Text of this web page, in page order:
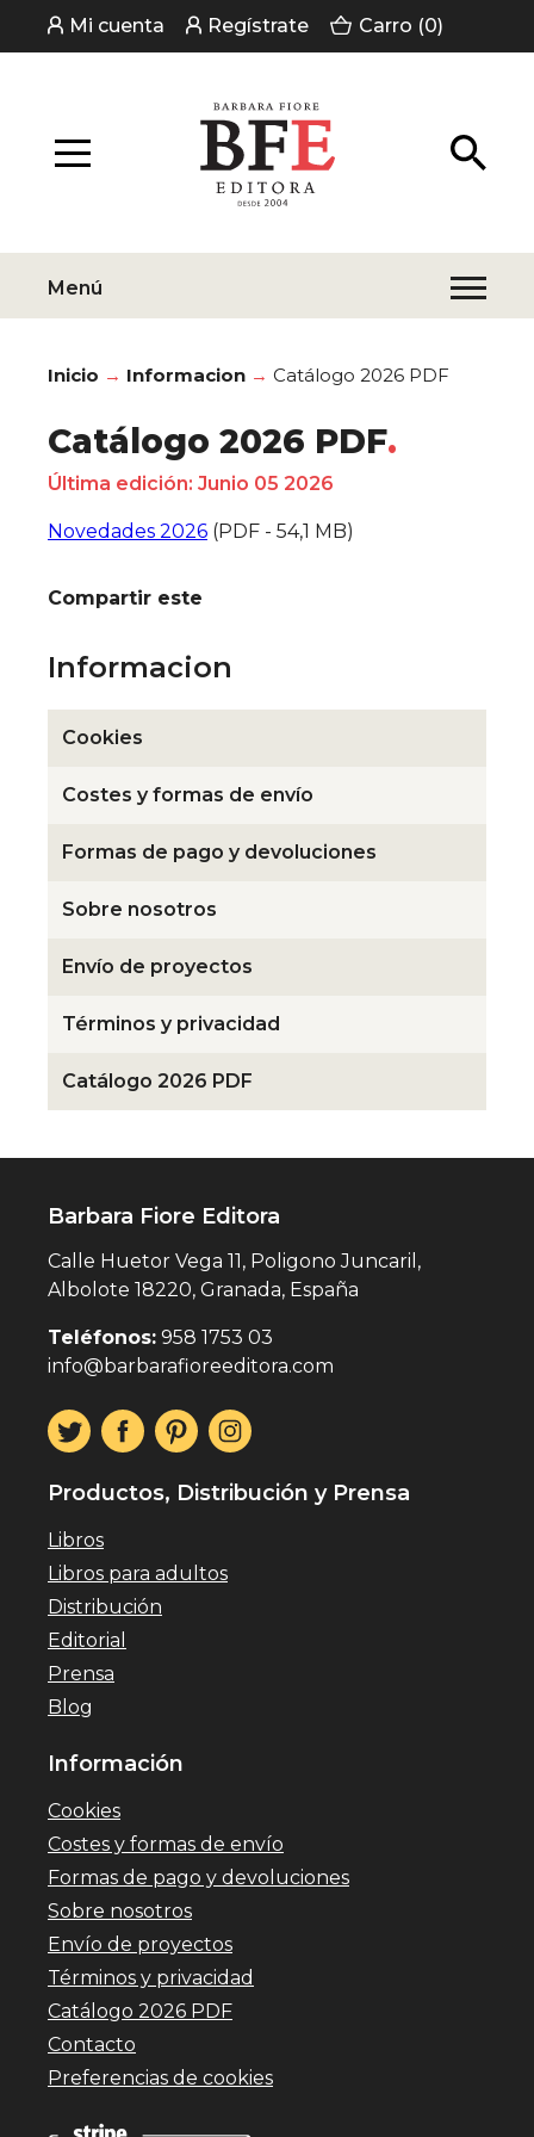
Mi cuenta Regístrate Carro (0)
Menú
Inicio Informacion Catálogo 2026 PDF
Catálogo 2026 PDF
Última edición: Junio 05 2026
Novedades 2026 (PDF - 54,1 MB)
Compartir este
Informacion
Cookies
Costes y formas de envío
Formas de pago y devoluciones
Sobre nosotros
Envío de proyectos
Términos y privacidad
Catálogo 2026 PDF
Barbara Fiore Editora
Calle Huetor Vega 11, Poligono Juncaril,
Albolote 18220, Granada, España
Teléfonos: 958 1753 03
info@barbarafioreeditora.com
Productos, Distribución y Prensa
Libros
Libros para adultos
Distribución
Editorial
Prensa
Blog
Información
Cookies
Costes y formas de envío
Formas de pago y devoluciones
Sobre nosotros
Envío de proyectos
Términos y privacidad
Catálogo 2026 PDF
Contacto
Preferencias de cookies